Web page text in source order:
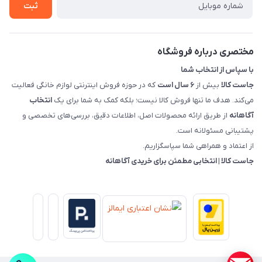
روش های بازگرداندن کالا
ثبت
مختصری درباره فروشگاه
با سپاس از انتخاب شما
جاست کالا بیش از ۶ سال است
که در حوزه فروش اینترنتی لوازم خانگی فعالیت
می‌کند. هدف ما تنها فروش کالا نیست؛ بلکه کمک به شما برای یک انتخاب
آگاهانه از طریق ارائه محصولات اصل، اطلاعات دقیق، بررسی‌های تخصصی و
پشتیبانی مسئولانه است.
از اعتماد و همراهی شما سپاسگزاریم.
جاست کالا | انتخابی مطمئن برای خریدی آگاهانه